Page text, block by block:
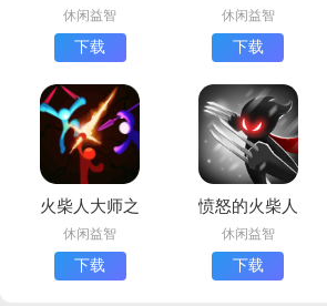
手机版下载
休闲益智
下载
子都有手机版
下载
休闲益智
下载
火柴人大师之
战最新版下载
(火柴人大师
之战安装器)
休闲益智
下载
愤怒的火柴人
7中文版
休闲益智
下载